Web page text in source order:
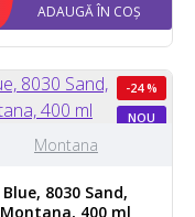
ADAUGĂ ÎN COȘ
NOU
-24 %
Montana
Blue, 8030 Sand,
Montana, 400 ml